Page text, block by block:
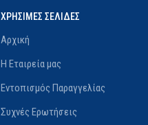
ΧΡΗΣΙΜΕΣ ΣΕΛΙΔΕΣ
Αρχική
Η Εταιρεία μας
Εντοπισμός Παραγγελίας
Συχνές Ερωτήσεις